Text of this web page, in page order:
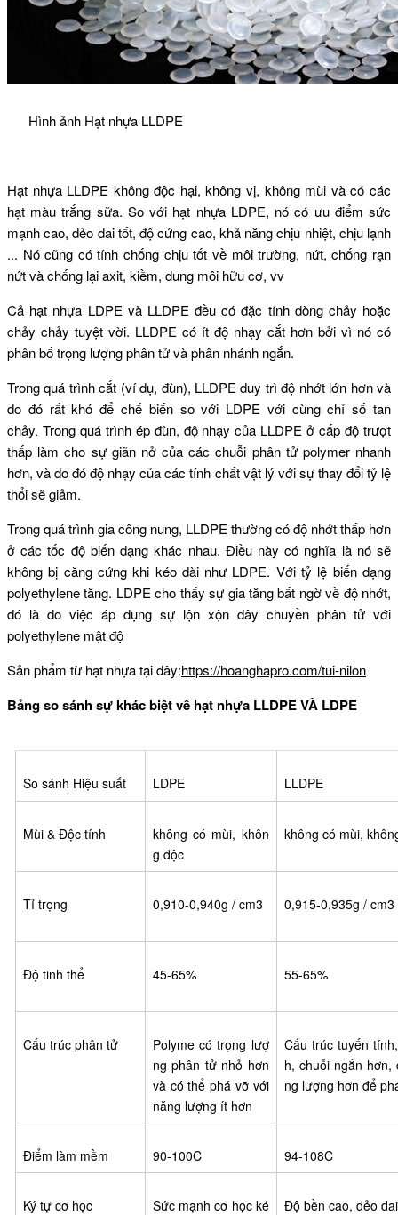
Hình ảnh Hạt nhựa LLDPE
Hạt nhựa LLDPE không độc hại, không vị, không mùi và có các
hạt màu trắng sữa. So với hạt nhựa LDPE, nó có ưu điểm sức
mạnh cao, dẻo dai tốt, độ cứng cao, khả năng chịu nhiệt, chịu lạnh
... Nó cũng có tính chống chịu tốt về môi trường, nứt, chống rạn
nứt và chống lại axit, kiềm, dung môi hữu cơ, vv
Cả hạt nhựa LDPE và LLDPE đều có đặc tính dòng chảy hoặc
chảy chảy tuyệt vời. LLDPE có ít độ nhạy cắt hơn bởi vì nó có
phân bố trọng lượng phân tử và phân nhánh ngắn.
Trong quá trình cắt (ví dụ, đùn), LLDPE duy trì độ nhớt lớn hơn và
do đó rất khó để chế biến so với LDPE với cùng chỉ số tan
chảy. Trong quá trình ép đùn, độ nhạy của LLDPE ở cấp độ trượt
thấp làm cho sự giãn nở của các chuỗi phân tử polymer nhanh
hơn, và do đó độ nhạy của các tính chất vật lý với sự thay đổi tỷ lệ
thổi sẽ giảm.
Trong quá trình gia công nung, LLDPE thường có độ nhớt thấp hơn
ở các tốc độ biến dạng khác nhau. Điều này có nghĩa là nó sẽ
không bị căng cứng khi kéo dài như LDPE. Với tỷ lệ biến dạng
polyethylene tăng. LDPE cho thấy sự gia tăng bất ngờ về độ nhớt,
đó là do việc áp dụng sự lộn xộn dây chuyền phân tử với
polyethylene mật độ
Sản phẩm từ hạt nhựa tại đây:https://hoanghapro.com/tui-nilon
Bảng so sánh sự khác biệt về hạt nhựa LLDPE VÀ LDPE
So sánh Hiệu suất LDPE LLDPE
Mùi & Độc tính
không có mùi, khôn
g độc
không có mùi,
Tỉ trọng 0,910-0,940g / cm3 0,915-0,935g / cm3
Độ tinh thể 45-65% 55-65%
Cấu trúc phân tử
Polyme có trọng lượ
ng phân tử nhỏ hơn
và có thể phá vỡ với
năng lượng ít hơn
Cấu trúc tuyến
h, chuỗi ngắn
ng lượng hơn để
Điểm làm mềm 90-100C 94-108C
Ký tự cơ học
Sức mạnh cơ học ké
Độ bền cao, dẻo